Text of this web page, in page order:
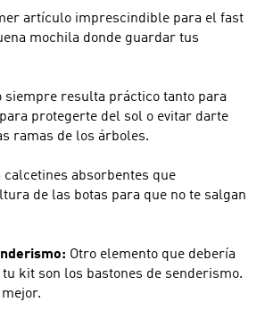
artículo imprescindible para el fast
mochila donde guardar tus
siempre resulta práctico tanto para
protegerte del sol o evitar darte
ramas de los árboles.
calcetines absorbentes que
de las botas para que no te salgan
Otro elemento que debería
kit son los bastones de senderismo.